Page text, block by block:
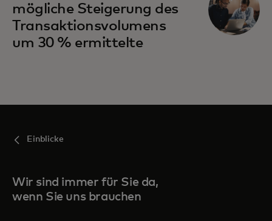
mögliche Steigerung des
Transaktionsvolumens
um 30 % ermittelte
Einblicke
Wir sind immer für Sie da,
wenn Sie uns brauchen